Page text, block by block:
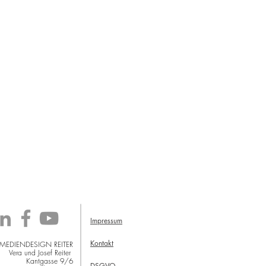
REITER
Vera und Josef Reiter
Kantgasse 9/6
Impressum
Kontakt